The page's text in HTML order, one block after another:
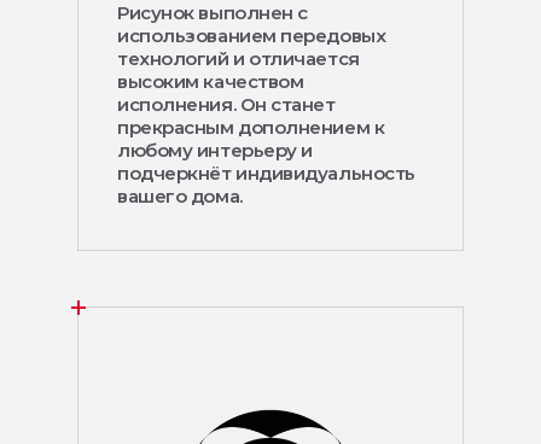
Рисунок выполнен с
использованием передовых
технологий и отличается
высоким качеством
исполнения. Он станет
прекрасным дополнением к
любому интерьеру и
подчеркнёт индивидуальность
вашего дома.